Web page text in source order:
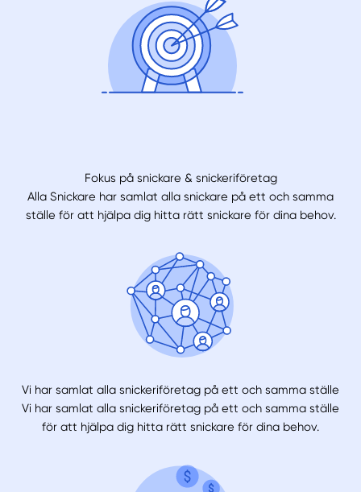
Fokus på snickare & snickeriföretag
Alla Snickare har samlat alla snickare på ett och samma
ställe för att hjälpa dig hitta rätt snickare för dina behov.
Vi har samlat alla snickeriföretag på ett och samma ställe
Vi har samlat alla snickeriföretag på ett och samma ställe
för att hjälpa dig hitta rätt snickare för dina behov.